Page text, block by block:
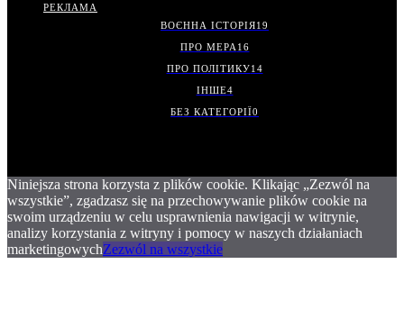
РЕКЛАМА
ВОЄННА ІСТОРІЯ19
ПРО МЕРА 16
ПРО ПОЛІТИКУ14
ІНШЕ4
БЕЗ КАТЕГОРІЇ0
Niniejsza strona korzysta z plików cookie. Klikając „Zezwól na
wszystkie”, zgadzasz się na przechowywanie plików cookie na
swoim urządzeniu w celu usprawnienia nawigacji w witrynie,
analizy korzystania z witryny i pomocy w naszych działaniach
marketingowychZezwól na wszystkie